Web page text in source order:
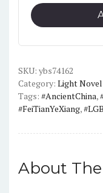
Records
Vol-
Version
Light
Novel
quantity
SKU: ybs74162
Category: Light Novel
Tags: #AncientChina,
#FeiTianYeXiang,
About